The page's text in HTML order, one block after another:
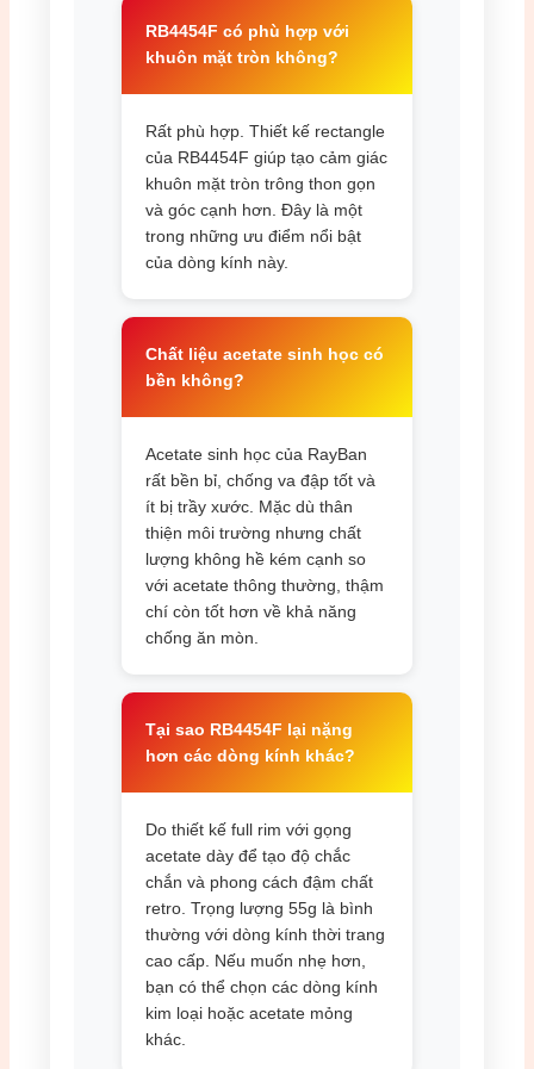
RB4454F có phù hợp với
khuôn mặt tròn không?
Rất phù hợp. Thiết kế rectangle
của RB4454F giúp tạo cảm giác
khuôn mặt tròn trông thon gọn
và góc cạnh hơn. Đây là một
trong những ưu điểm nổi bật
của dòng kính này.
Chất liệu acetate sinh học có
bền không?
Acetate sinh học của RayBan
rất bền bỉ, chống va đập tốt và
ít bị trầy xước. Mặc dù thân
thiện môi trường nhưng chất
lượng không hề kém cạnh so
với acetate thông thường, thậm
chí còn tốt hơn về khả năng
chống ăn mòn.
Tại sao RB4454F lại nặng
hơn các dòng kính khác?
Do thiết kế full rim với gọng
acetate dày để tạo độ chắc
chắn và phong cách đậm chất
retro. Trọng lượng 55g là bình
thường với dòng kính thời trang
cao cấp. Nếu muốn nhẹ hơn,
bạn có thể chọn các dòng kính
kim loại hoặc acetate mỏng
khác.